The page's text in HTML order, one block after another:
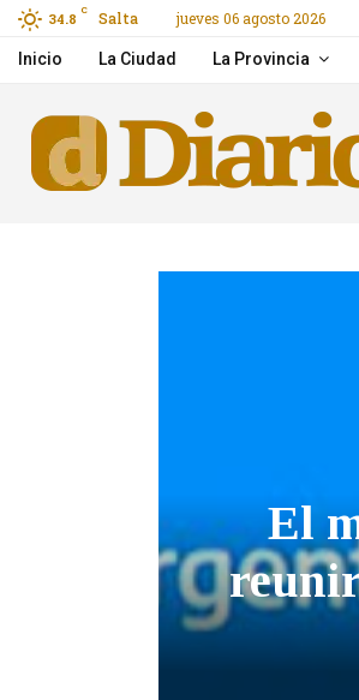
34.8 C Salta jueves 06 agosto 2026
El Niño
Inicio La Ciudad La Provincia
El